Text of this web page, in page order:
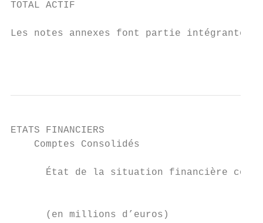
TOTAL ACTIF
Les notes annexes font partie intégrante
ETATS FINANCIERS
    Comptes Consolidés
État de la situation financière
(en millions d’euros)